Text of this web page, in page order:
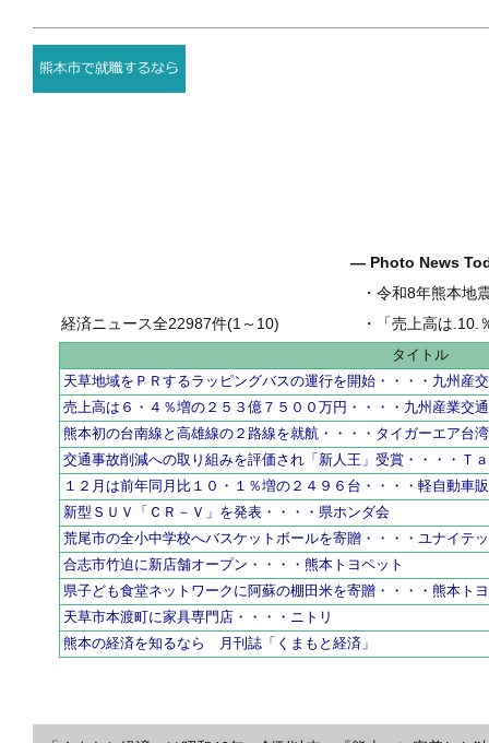
― Photo News
・令和8年熊本地
・
「売上高は.10.％増の
経済ニュース全22987件(1～10)
タイトル
天草地域をＰＲするラッピングバスの運行を開始・・・・九州産
売上高は６・４％増の２５３億７５００万円・・・・九州産業交
熊本初の台南線と高雄線の２路線を就航・・・・タイガーエア台湾
交通事故削減への取り組みを評価され「新人王」受賞・・・・Ｔ
１２月は前年同月比１０・１％増の２４９６台・・・・軽自動車
新型ＳＵＶ「ＣＲ－Ｖ」を発表・・・・県ホンダ会
荒尾市の全小中学校へバスケットボールを寄贈・・・・ユナイテ
合志市竹迫に新店舗オープン・・・・熊本トヨペット
県子ども食堂ネットワークに阿蘇の棚田米を寄贈・・・・熊本ト
天草市本渡町に家具専門店・・・・ニトリ
熊本の経済を知るなら 月刊誌「くまもと経済」